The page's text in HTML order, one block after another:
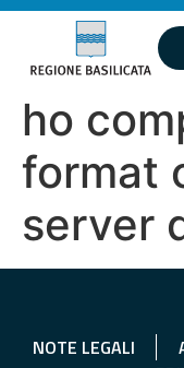
ho
format
server
NOTE LEGALI